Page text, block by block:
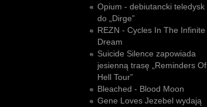
Opium - debiutancki teledysk
do „Dirge”
REZN - Cycles In The Infinite
Dream
Suicide Silence zapowiada
jesienną trasę „Reminders Of
Hell Tour”
Bleached - Blood Moon
Gene Loves Jezebel wydają